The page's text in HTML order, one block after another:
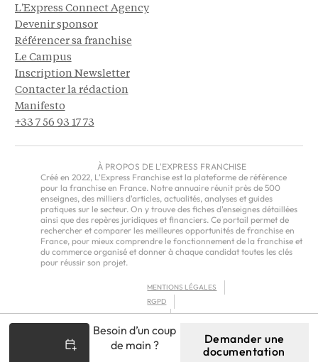
Besoin d’un coup
de main ?
Demander une
documentation
L'Express Connect Agency
Devenir sponsor
Référencer sa franchise
Le Campus
Inscription Newsletter
Contacter la rédaction
Manifesto
+33 7 56 93 17 73
À PROPOS DE L'EXPRESS FRANCHISE
Créé en 2022, L'Express Franchise est la plateforme de référence
pour la franchise en France. Notre annuaire réunit près de 500
enseignes, des milliers d'articles, actualités, analyses et guides
pratiques sur le secteur. On y trouve des fiches d'enseignes détaillées
ainsi que des repères juridiques et financiers. Ce portail permet de
rechercher et comparer les meilleures opportunités de franchise en
France, pour mieux comprendre le fonctionnement de la franchise et
du commerce organisé et donner à chaque candidat toutes les clés
pour réussir son projet.
MENTIONS LÉGALES
RGPD
CGU
CGV – EUROPE